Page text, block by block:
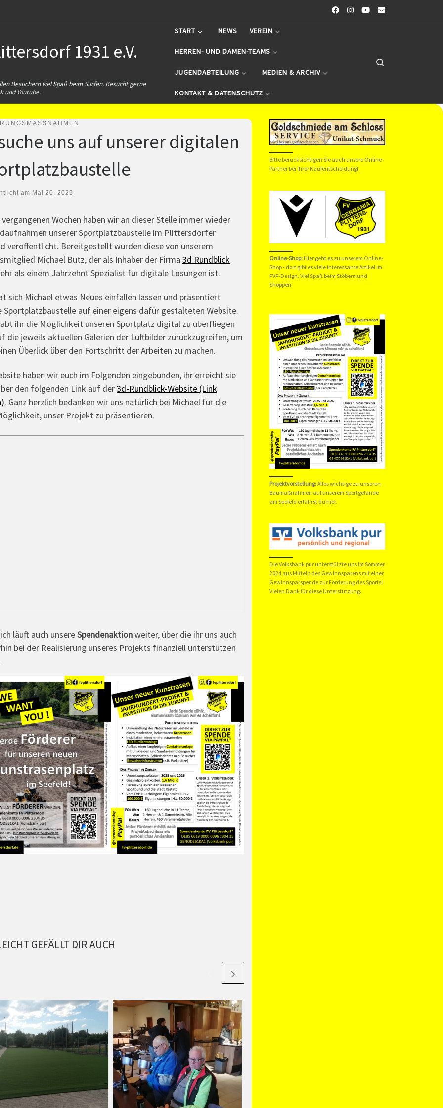
1931 e.V.
Besuchern viel Spaß beim Surfen. Besucht gerne
und Youtube.
START NEWS VEREIN
HERREN- UND DAMEN-TEAMS
JUGENDABTEILUNG MEDIEN & ARCHIV
KONTAKT & DATENSCHUTZ
uns auf unserer digitalen
am Mai 20, 2025
Wochen haben wir an dieser Stelle immer wieder
unserer Sportplatzbaustelle im Plittersdorfer
veröffentlicht. Bereitgestellt wurden diese von unserem
Michael Butz, der als Inhaber der Firma 3d Rundblick
als einem Jahrzehnt Spezialist für digitale Lösungen ist.
sich Michael etwas Neues einfallen lassen und präsentiert
Sportplatzbaustelle auf einer eigens dafür gestalteten Website.
ihr die Möglichkeit unseren Sportplatz digital zu überfliegen
die jeweils aktuellen Galerien der Luftbilder zurückzugreifen, um
Überlick über den Fortschritt der Arbeiten zu machen.
haben wir euch im Folgenden eingebunden, ihr erreicht sie
den folgenden Link auf der3d-Rundblick-Website (Link
. Ganz herzlich bedanken wir uns natürlich bei Michael für die
unser Projekt zu präsentieren.
läuft auch unsereSpendenaktionweiter, über die ihr uns auch
bei der Realisierung unseres Projekts finanziell unterstützen
GEFÄLLT DIR AUCH
Bitte berücksichtigen Sie auch unsere Online-
Partner bei ihrer Kaufentscheidung!
Online-Shop:Hier geht es zu unserem Online-
Shop- dort gibt es viele interessante Artikel im
FVP-Design. Viel Spaß beim Stöbern und
Shoppen.
Projektvorstellung:Alles wichtige zu unseren
Baumaßnahmen auf unserem Sportgelände
am Seefeld erfährst du hier.
Die Volksbank pur unterstützte uns im Sommer
2024 aus Mitteln des Gewinnsparens mit einer
Gewinnsparspende zur Förderung des Sports!
Vielen Dank für diese Unterstützung.